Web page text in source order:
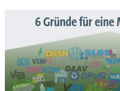
6 Gründe für